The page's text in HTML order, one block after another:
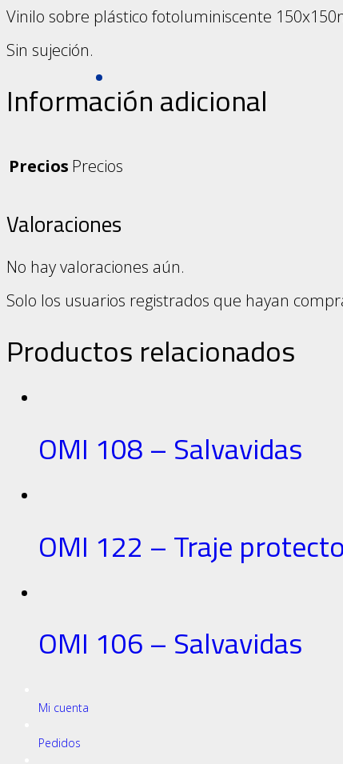
Imperdibles
Cuadros Eléctricos
Placas de Muestrarios
Señalización e Indicación
Advertencia de peligro
Vinilo sobre plástico fotoluminiscente
Sin sujeción.
Información adicional
Precios Precios
Valoraciones
No hay valoraciones aún.
Solo los usuarios registrados que hayan
Productos relacionados
OMI 108 – Salvavidas
OMI 122 – Traje
OMI 106 – Salvavidas
Mi cuenta
Pedidos